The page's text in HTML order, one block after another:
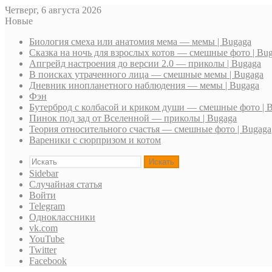
Четверг, 6 августа 2026
Новые
Биология смеха или анатомия мема — мемы | Bugaga
Сказка на ночь для взрослых котов — смешные фото |
Апгрейд настроения до версии 2.0 — приколы | Bugaga
В поисках утраченного лица — смешные мемы | Bugaga
Дневник инопланетного наблюдения — мемы | Bugaga
Фэн
Бутерброд с колбасой и криком души — смешные фото |
Пинок под зад от Вселенной — приколы | Bugaga
Теория относительного счастья — смешные фото | Bugaga
Вареники с сюрпризом и котом
Искать
Sidebar
Случайная статья
Войти
Telegram
Одноклассники
vk.com
YouTube
Twitter
Facebook